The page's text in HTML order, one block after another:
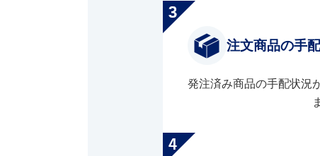
注文商品の手
発注済み商品の手配状況